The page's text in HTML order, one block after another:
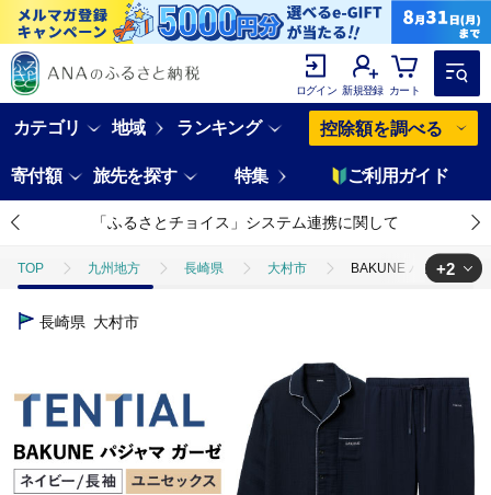
ログイン 新規登録 カート
カテゴリ 地域 ランキング 控除額を調べる
寄付額 旅先を探す 特集 ご利用ガイド
「ふるさとチョイス」システム連携に関して
TOP 九州地方 長崎県 大村市 BAKUNE パジャマ ガ
TOP
+2
長崎県 大村市